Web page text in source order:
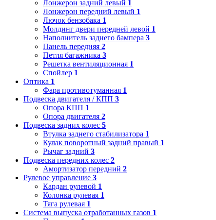
Лонжерон задний левый 1
Лонжерон передний левый 1
Лючок бензобака 1
Молдинг двери передней левой 1
Наполнитель заднего бампера 3
Панель передняя 2
Петля багажника 3
Решетка вентиляционная 1
Спойлер 1
Оптика 1
Фара противотуманная 1
Подвеска двигателя / КПП 3
Опора КПП 1
Опора двигателя 2
Подвеска задних колес 5
Втулка заднего стабилизатора 1
Кулак поворотный задний правый 1
Рычаг задний 3
Подвеска передних колес 2
Амортизатор передний 2
Рулевое управление 3
Кардан рулевой 1
Колонка рулевая 1
Тяга рулевая 1
Система выпуска отработанных газов 1